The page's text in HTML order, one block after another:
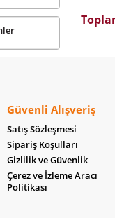
Güvenli Alışveriş
Satış Sözleşmesi
Sipariş Koşulları
Gizlilik ve Güvenlik
Çerez ve İzleme Aracı
Politikası